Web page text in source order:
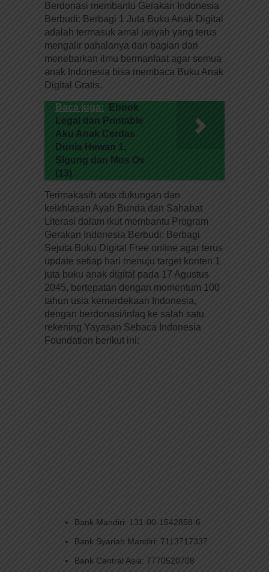
Berdonasi membantu Gerakan Indonesia
Berbudi: Berbagi 1 Juta Buku Anak Digital
adalah termasuk amal jariyah yang terus
mengalir pahalanya dan bagian dari
menebarkan ilmu bermanfaat agar semua
anak Indonesia bisa membaca Buku Anak
Digital Gratis.
Baca juga:
Ebook
Legal dan Printable
Aku Anak Cerdas
Dunia Hewan 1,
Sigung dan Mus Ox
(13)
Terimakasih atas dukungan dan
keikhlasan Ayah Bunda dan Sahabat
Literasi dalam ikut membantu Program
Gerakan Indonesia Berbudi: Berbagi
Sejuta Buku Digital Free online agar terus
update setiap hari menuju target konten 1
juta buku anak digital pada 17 Agustus
2045, bertepatan dengan momentum 100
tahun usia kemerdekaan Indonesia,
dengan berdonasi/infaq ke salah satu
rekening Yayasan Sebaca Indonesia
Foundation berikut ini:
Bank Mandiri: 131-00-1542858-6
Bank Syariah Mandiri: 7113717337
Bank Central Asia: 7770520708